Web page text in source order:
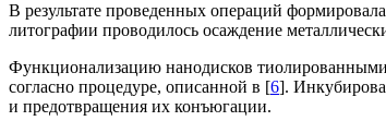
В результате проведенных операций
литографии проводилось осаждение
Функционализацию нанодисков
согласно процедуре, описанной в [6].
и предотвращения их конъюгации.